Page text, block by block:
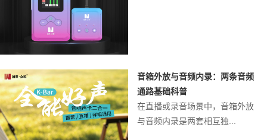
音箱外放与音频内录：两条音频
通路基础科普
在直播或录音场景中，音箱外放
与音频内录是两套相互独...